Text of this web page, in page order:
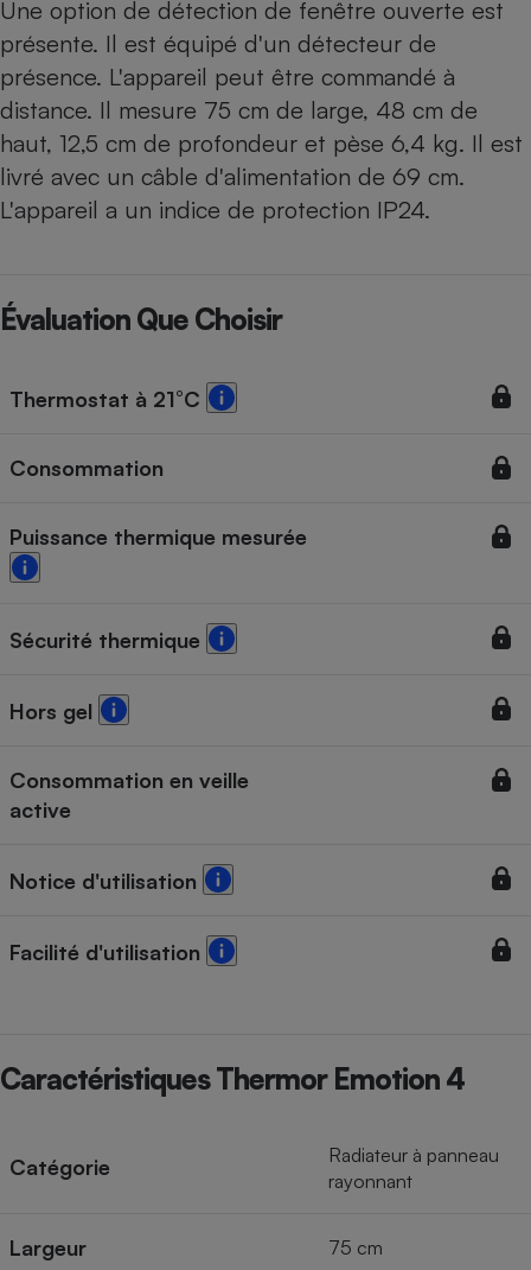
Une option de détection de fenêtre ouverte est
présente. Il est équipé d'un détecteur de
présence. L'appareil peut être commandé à
distance. Il mesure 75 cm de large, 48 cm de
haut, 12,5 cm de profondeur et pèse 6,4 kg. Il est
livré avec un câble d'alimentation de 69 cm.
L'appareil a un indice de protection IP24.
Évaluation Que Choisir
Thermostat à 21°C
Consommation
Puissance thermique mesurée
Sécurité thermique
Hors gel
Consommation en veille
active
Notice d'utilisation
Facilité d'utilisation
Caractéristiques Thermor Emotion 4
Catégorie
Radiateur à panneau
rayonnant
Largeur 75 cm